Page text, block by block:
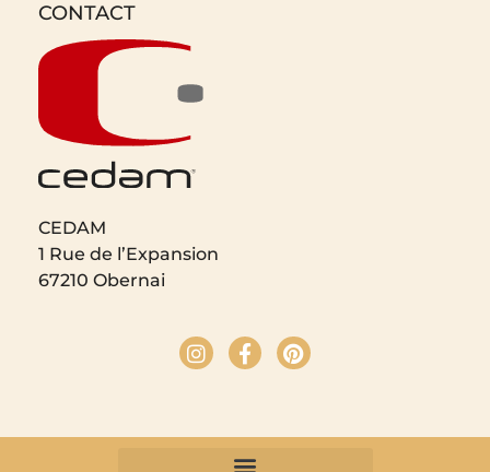
CONTACT
CEDAM
1 Rue de l’Expansion
67210 Obernai